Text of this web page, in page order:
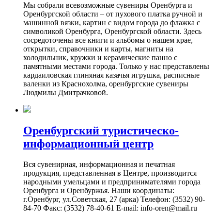
Мы собрали всевозможные сувениры Оренбурга и
Оренбургской области – от пухового платка ручной и
машинной вязки, картин с видом города до флажка с
символикой Оренбурга, Оренбургской области. Здесь
сосредоточены все книги и альбомы о нашем крае,
открытки, справочники и карты, магниты на
холодильник, кружки и керамические панно с
памятными местами города. Только у нас представлены
кардаиловская глиняная казачья игрушка, расписные
валенки из Краснохолма, оренбургские сувениры
Людмилы Дмитрачковой.
Оренбургский туристическо-
информационный центр
Вся сувенирная, информационная и печатная
продукция, представленная в Центре, производится
народными умельцами и предпринимателями города
Оренбурга и Оренбуржья. Наши координаты:
г.Оренбург, ул.Советская, 27 (арка) Телефон: (3532) 90-
84-70 Факс: (3532) 78-40-61 E-mail: info-oren@mail.ru